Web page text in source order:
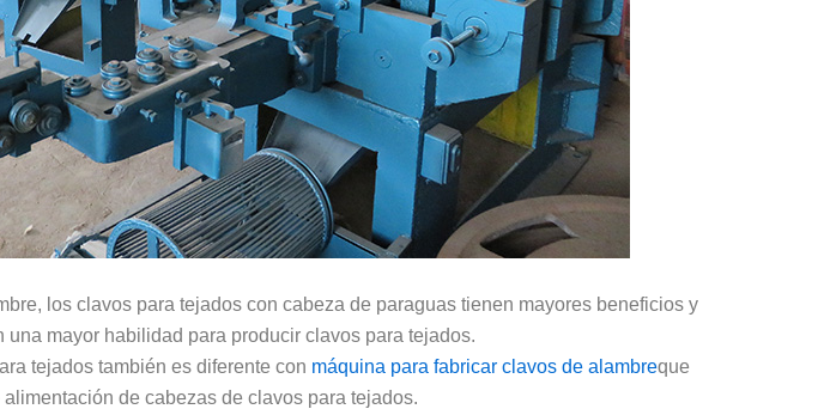
los clavos para tejados con cabeza de paraguas tienen mayores beneficios y
mayor habilidad para producir clavos para tejados.
tejados también es diferente con máquina para fabricar clavos de alambreque
de cabezas de clavos para tejados.